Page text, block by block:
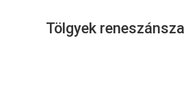
Tölgyek reneszánsza